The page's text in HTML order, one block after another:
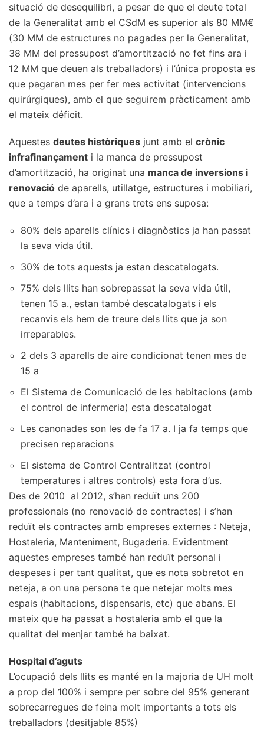
situació de desequilibri, a pesar de que el deute total
de la Generalitat amb el CSdM es superior als 80 MM€
(30 MM de estructures no pagades per la Generalitat,
38 MM del pressupost d’amortització no fet fins ara i
12 MM que deuen als treballadors) i l’única proposta es
que pagaran mes per fer mes activitat (intervencions
quirúrgiques), amb el que seguirem pràcticament amb
el mateix déficit.
Aquestes deutes històriques junt amb el crònic
infrafinançament i la manca de pressupost
d’amortització, ha originat una manca de inversions i
renovació de aparells, utillatge, estructures i mobiliari,
que a temps d’ara i a grans trets ens suposa:
80% dels aparells clínics i diagnòstics ja han passat
la seva vida útil.
30% de tots aquests ja estan descatalogats.
75% dels llits han sobrepassat la seva vida útil,
tenen 15 a., estan també descatalogats i els
recanvis els hem de treure dels llits que ja son
irreparables.
2 dels 3 aparells de aire condicionat tenen mes de
15 a
El Sistema de Comunicació de les habitacions (amb
el control de infermeria) esta descatalogat
Les canonades son les de fa 17 a. I ja fa temps que
precisen reparacions
El sistema de Control Centralitzat (control
temperatures i altres controls) esta fora d’us.
Des de 2010 al 2012, s’han reduït uns 200
professionals (no renovació de contractes) i s’han
reduït els contractes amb empreses externes : Neteja,
Hostaleria, Manteniment, Bugaderia. Evidentment
aquestes empreses també han reduït personal i
despeses i per tant qualitat, que es nota sobretot en
neteja, a on una persona te que netejar molts mes
espais (habitacions, dispensaris, etc) que abans. El
mateix que ha passat a hostaleria amb el que la
qualitat del menjar també ha baixat.
Hospital d’aguts
L’ocupació dels llits es manté en la majoria de UH molt
a prop del 100% i sempre per sobre del 95% generant
sobrecarregues de feina molt importants a tots els
treballadors (desitjable 85%)